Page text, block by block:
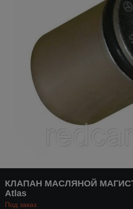
КЛАПАН МАСЛЯНОЙ
Atlas
Под заказ